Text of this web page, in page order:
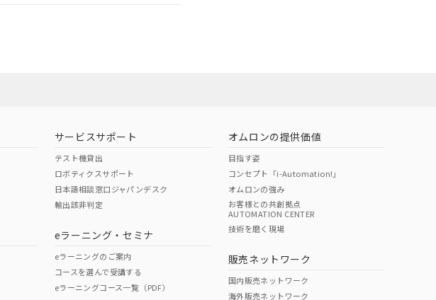
O O
サービスサポート
テスト機貸出
ロボティクスサポート
日本語相談窓口ジャパンデスク
輸出該非判定
eラーニング・セミナ
eラーニングのご案内
コースを選んで受講する
eラーニングコース一覧（PDF）
オムロンの提供価値
目指す姿
コンセプト「i-Automation!」
オムロンの強み
お客様との共創拠点
AUTOMATION CENTER
技術を磨く現場
販売ネットワーク
国内販売ネットワーク
海外販売ネットワーク